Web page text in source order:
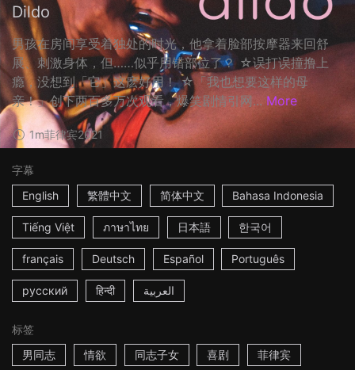
Dildo
男孩在房间享受着独处的时光，他拿着脸部按摩器来回舒
展、刺激身体，但……似乎用错部位了？ ☆误打误撞撸上
瘾，没想到「它」这麽好用！ ☆「我也想要这样的母
亲！」创下两百多万次观看，爆笑剧情引网... More
1m菲律宾2021
字幕
English
繁體中文 简体中文 Bahasa Indonesia
Tiếng Việt ภาษาไทย 日本語 한국어
français Deutsch Español Português
русский हिन्दी العربية
标签
男同志
情欲 同志子女 喜剧 菲律宾